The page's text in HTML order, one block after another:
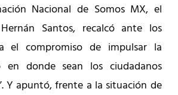
Nacional de Somos MX, el
Santos, recalcó ante los
el compromiso de impulsar la
donde sean los ciudadanos
Y apuntó, frente a la situación de